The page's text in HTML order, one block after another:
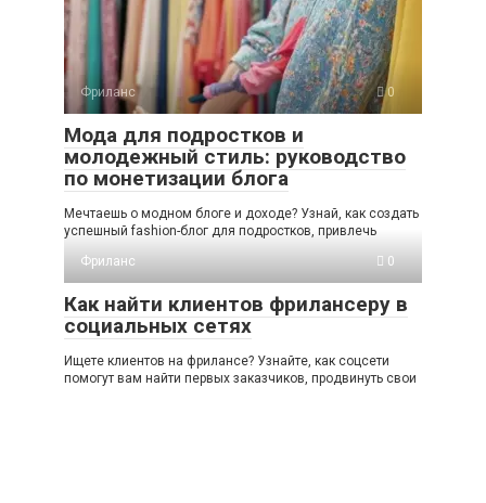
Фриланс 0
Мода для подростков и
молодежный стиль: руководство
по монетизации блога
Мечтаешь о модном блоге и доходе? Узнай, как создать
успешный fashion-блог для подростков, привлечь
Фриланс
0
Как найти клиентов фрилансеру в
социальных сетях
Ищете клиентов на фрилансе? Узнайте, как соцсети
помогут вам найти первых заказчиков, продвинуть свои